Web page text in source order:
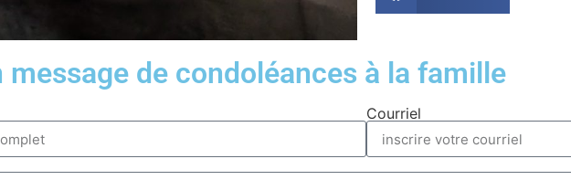
message de condoléances à la famille
Courriel